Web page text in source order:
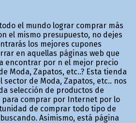
el mundo lograr comprar más
el mismo presupuesto, no dejes
los mejores cupones
en aquellas páginas web que
encontrar por fin el mejor precio
Moda, Zapatos, etc..? Esta tienda
sector de Moda, Zapatos, etc.. nos
selección de productos de
para comprar por Internet por lo
de comprar todo tipo de
Asimismo, está página